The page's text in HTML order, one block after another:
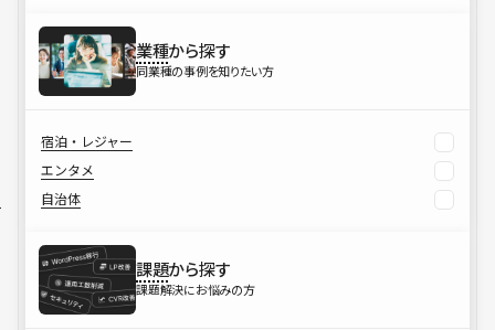
業種から探す
同業種の事例を知りたい方
宿泊・レジャー
エンタメ
自治体
課題から探す
課題解決にお悩みの方